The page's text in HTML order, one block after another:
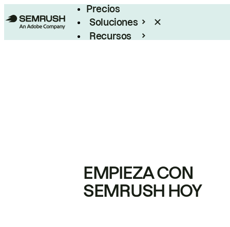
Precios
Soluciones
Recursos
EMPIEZA CON
SEMRUSH HOY